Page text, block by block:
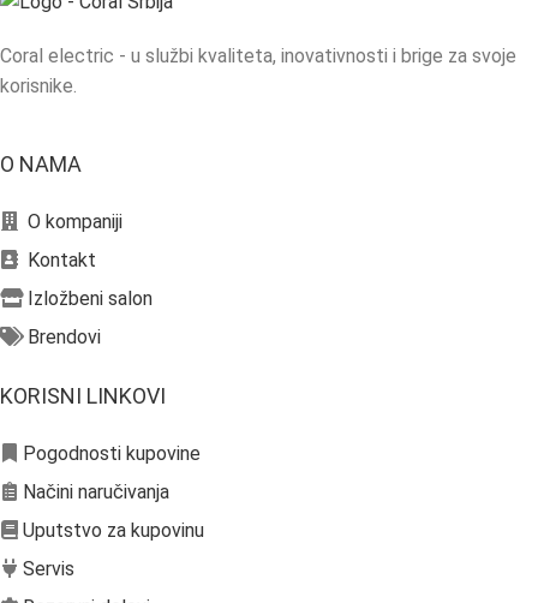
Coral electric - u službi kvaliteta, inovativnosti i brige za svoje
korisnike.
O NAMA
O kompaniji
Kontakt
Izložbeni salon
Brendovi
KORISNI LINKOVI
Pogodnosti kupovine
Načini naručivanja
Uputstvo za kupovinu
Servis